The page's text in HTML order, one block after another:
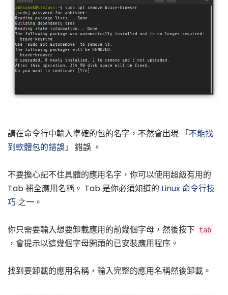
請在命令行中輸入準確的包的名字，不然會出現 「不能找
到軟體包的錯誤」 錯誤 。
不要擔心記不住具體的應用名字，你可以使用超級有用的
Tab 補全應用名稱。 Tab 是你必須知道的 Linux 命令行技
巧 之一。
你只需要輸入想要卸載應用的前幾個字母，然後按下 tab
，會提示以這幾個字母開頭的已安裝應用程序。
找到要卸載的應用名稱，輸入完整的應用名稱然後卸載。